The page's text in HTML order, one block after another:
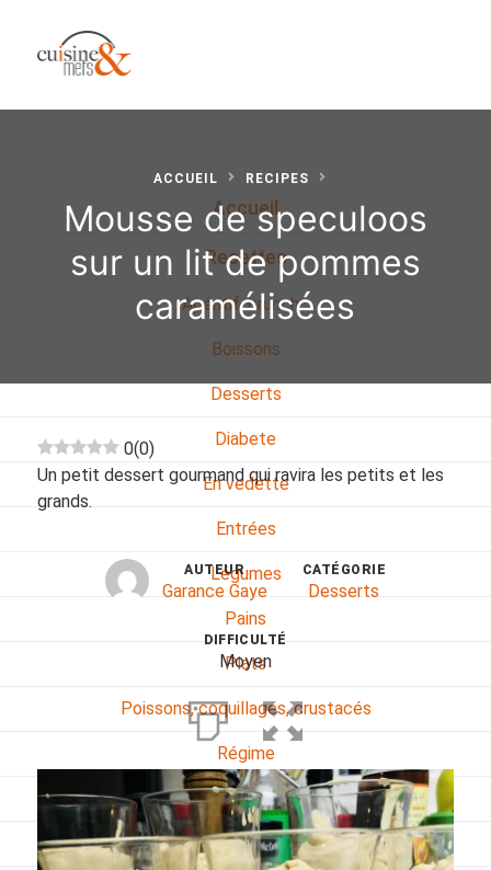
Accueil
Recettes
Apéritif, brunch…
Boissons
Desserts
Diabete
En vedette
Entrées
Légumes
Pains
Plats
Poissons, coquillages, crustacés
Régime
Sans gluten
Sans lactose
ACCUEIL RECIPES
Mousse de speculoos
sur un lit de pommes
caramélisées
0(0)
Un petit dessert gourmand qui ravira les petits et les
grands.
AUTEUR
Garance Gaye
CATÉGORIE
Desserts
DIFFICULTÉ
Moyen